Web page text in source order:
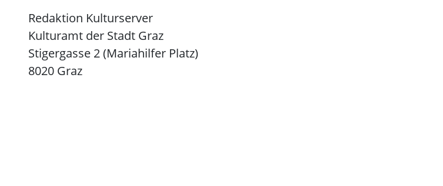
Redaktion Kulturserver
Kulturamt der Stadt Graz
Stigergasse 2 (Mariahilfer Platz)
8020 Graz